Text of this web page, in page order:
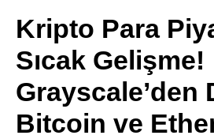
Kripto Para
Sıcak Gelişme!
Grayscale’den
Bitcoin ve